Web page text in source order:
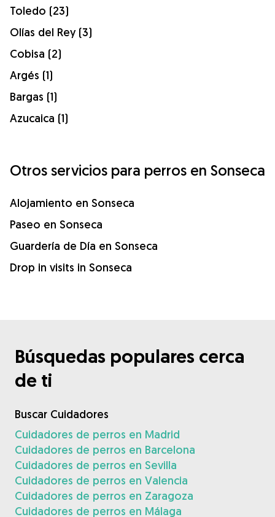
Toledo (23)
Olías del Rey (3)
Cobisa (2)
Argés (1)
Bargas (1)
Azucaica (1)
Otros servicios para perros en Sonseca
Alojamiento en Sonseca
Paseo en Sonseca
Guardería de Día en Sonseca
Drop in visits in Sonseca
Búsquedas populares cerca
de ti
Buscar Cuidadores
Cuidadores de perros en Madrid
Cuidadores de perros en Barcelona
Cuidadores de perros en Sevilla
Cuidadores de perros en Valencia
Cuidadores de perros en Zaragoza
Cuidadores de perros en Málaga